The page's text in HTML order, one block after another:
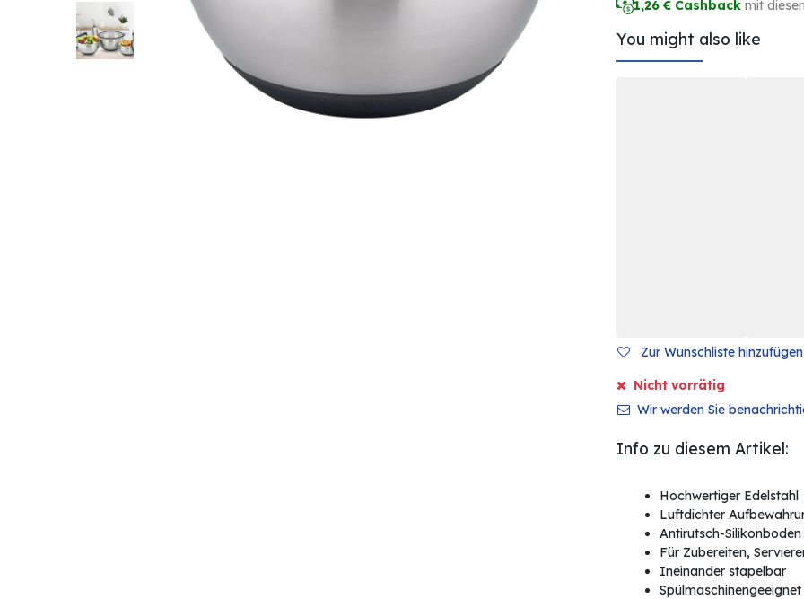
1,26 € Cashback mit
You might also like
Zur Wunschliste hinzufügen
Nicht vorrätig
Wir werden Sie
Info zu diesem Artikel:
Hochwertiger Edelstahl
Luftdichter
Antirutsch-Silikonboden
Für Zubereiten,
Ineinander stapelbar
Spülmaschinengeeignet